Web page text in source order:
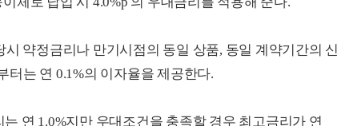
약정금리나 만기시점의 동일 상품, 동일 계약기간의 신
터는 연 0.1%의 이자율을 제공한다.
연 1.0%지만 우대조건을 충족할 경우 최고금리가 연